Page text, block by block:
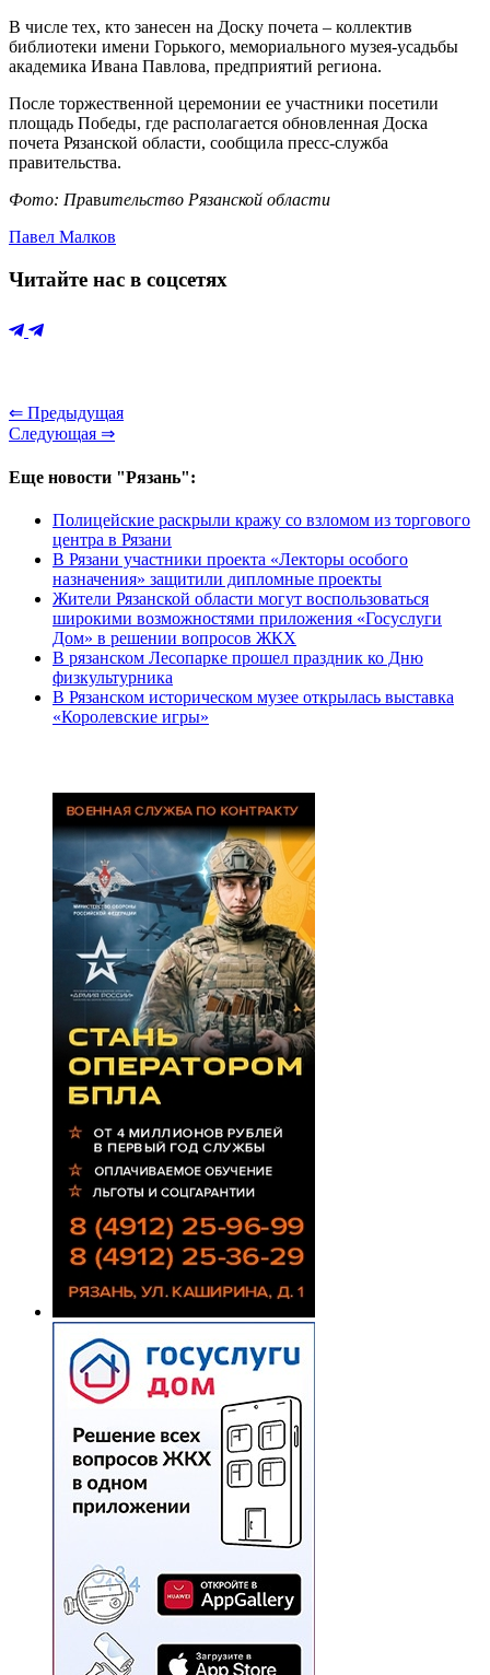
В числе тех, кто занесен на Доску почета – коллектив
библиотеки имени Горького, мемориального музея-усадьбы
академика Ивана Павлова, предприятий региона.
После торжественной церемонии ее участники посетили
площадь Победы, где располагается обновленная Доска
почета Рязанской области, сообщила пресс-служба
правительства.
Фото: Правительство Рязанской области
Павел Малков
Читайте нас в соцсетях
⇐ Предыдущая
Следующая ⇒
Еще новости "Рязань":
Полицейские раскрыли кражу со взломом из торгового
центра в Рязани
В Рязани участники проекта «Лекторы особого
назначения» защитили дипломные проекты
Жители Рязанской области могут воспользоваться
широкими возможностями приложения «Госуслуги
Дом» в решении вопросов ЖКХ
В рязанском Лесопарке прошел праздник ко Дню
физкультурника
В Рязанском историческом музее открылась выставка
«Королевские игры»